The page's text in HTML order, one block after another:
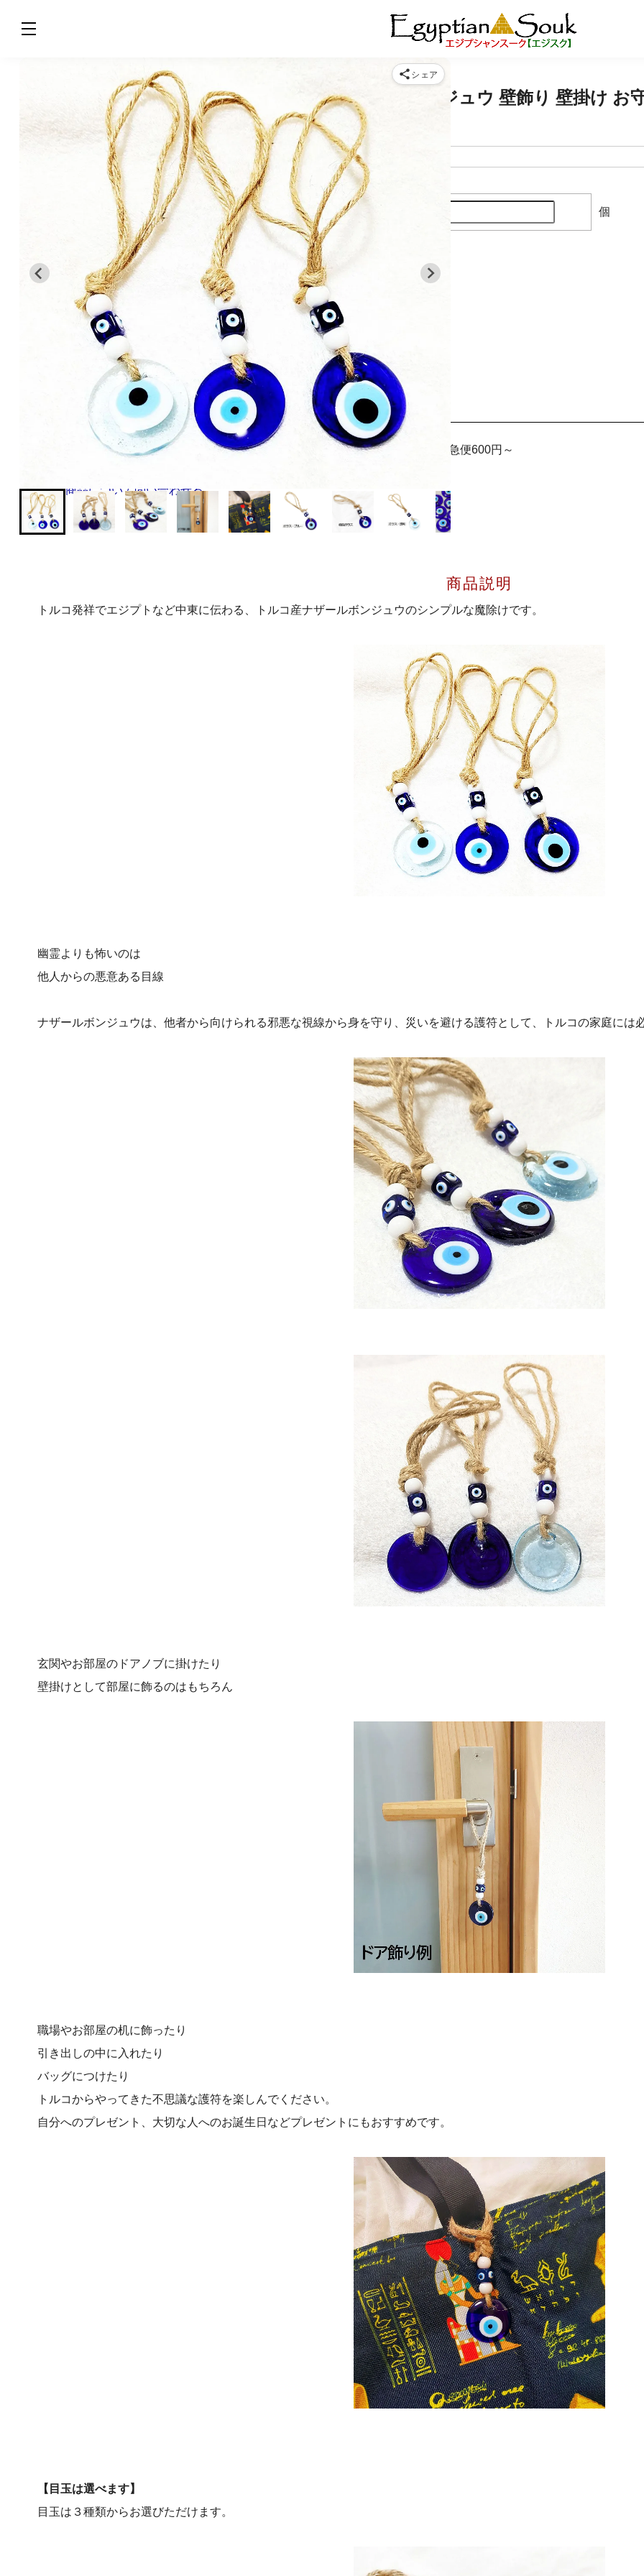
トルコ産ガラス使用 トルコの魔除け ナザールボンジュウ 壁飾り 壁掛け お
1,100円(税込)
オプションの詳細情報
購入数 個
カートに入れる
お気に入り
登録
営業日朝10時までのご注文で即日発送！最短翌日お届け!! メール便220円 宅急便600円～
この商品について問い合わせる
シェア
商品説明
トルコ発祥でエジプトなど中東に伝わる、トルコ産ナザールボンジュウのシンプルな魔除けです。
幽霊よりも怖いのは
他人からの悪意ある目線
ナザールボンジュウは、他者から向けられる邪悪な視線から身を守り、災いを避ける護符として、トルコの家庭には
玄関やお部屋のドアノブに掛けたり
壁掛けとして部屋に飾るのはもちろん
職場やお部屋の机に飾ったり
引き出しの中に入れたり
バッグにつけたり
トルコからやってきた不思議な護符を楽しんでください。
自分へのプレゼント、大切な人へのお誕生日などプレゼントにもおすすめです。
【目玉は選べます】
目玉は３種類からお選びただけます。